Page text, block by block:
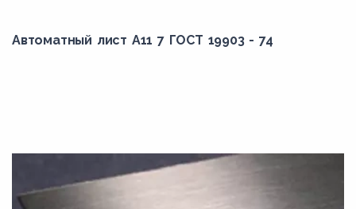
Автоматный лист А11 7 ГОСТ 19903 - 74